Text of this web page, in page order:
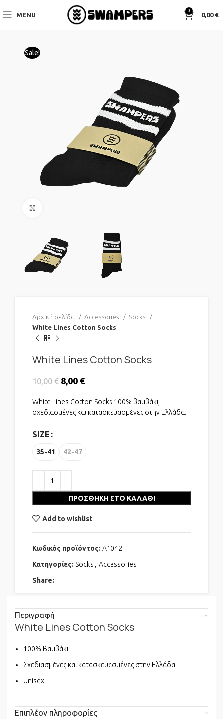
MENU
0
0,00 €
Sale!
Αρχική σελίδα Accessories
Socks
White Lines Cotton Socks
White Lines Cotton Socks
10,00€ Original price was: 10,00 €.
8,00 €Η τρέχουσα τιμή είναι: 8,00 €.
White Lines Cotton Socks 100% βαμβάκι,
σχεδιασμένες και κατασκευασμένες στην Ελλάδα.
SIZE
35-41 42-47
ΠΡΟΣΘΉΚΗ ΣΤΟ ΚΑΛΆΘΙ
Add to wishlist
Κωδικός προϊόντος: A1042
Κατηγορίες: Socks , Accessories
Share:
Περιγραφή
White Lines Cotton Socks
100% Βαμβάκι
Σχεδιασμένες και κατασκευασμένες στην Ελλάδα
Unisex
Επιπλέον πληροφορίες